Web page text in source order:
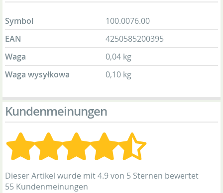
Symbol
100.0076.00
EAN
4250585200395
Waga
0,04 kg
Waga wysyłkowa
0,10 kg
Kundenmeinungen
Dieser Artikel wurde mit 4.9 von 5 Sternen bewertet
55 Kundenmeinungen